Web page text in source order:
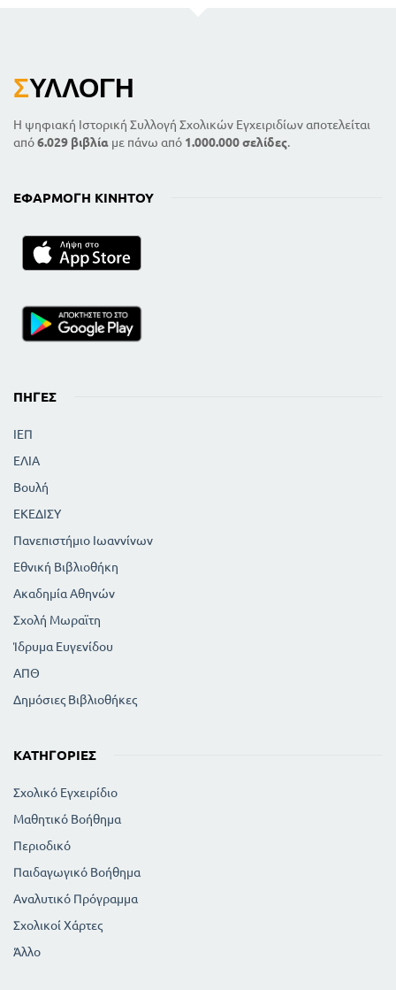
ΣΥΛΛΟΓΉ
Η ψηφιακή Ιστορική Συλλογή Σχολικών Εγχειριδίων αποτελείται
από6.029 βιβλία με πάνω από 1.000.000 σελίδες.
ΕΦΑΡΜΟΓΉ ΚΙΝΗΤΟΎ
ΠΗΓΈΣ
ΙΕΠ
ΕΛΙΑ
Βουλή
ΕΚΕΔΙΣΥ
Πανεπιστήμιο Ιωαννίνων
Εθνική Βιβλιοθήκη
Ακαδημία Αθηνών
Σχολή Μωραϊτη
Ίδρυμα Ευγενίδου
ΑΠΘ
Δημόσιες Βιβλιοθήκες
ΚΑΤΗΓΟΡΊΕΣ
Σχολικό Εγχειρίδιο
Μαθητικό Βοήθημα
Περιοδικό
Παιδαγωγικό Βοήθημα
Αναλυτικό Πρόγραμμα
Σχολικοί Χάρτες
Άλλο